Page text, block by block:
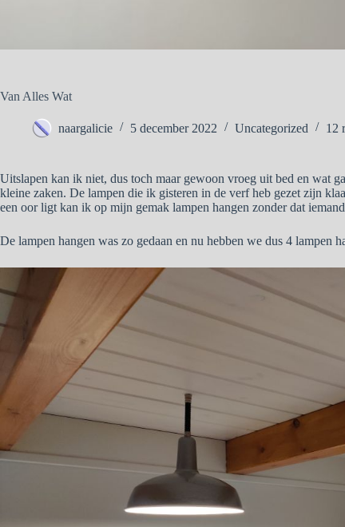
Van Alles Wat
naargalicie 5 december 2022 Uncategorized 12
Uitslapen kan ik niet, dus toch maar gewoon vroeg uit bed en wat
kleine zaken. De lampen die ik gisteren in de verf heb gezet zijn
een oor ligt kan ik op mijn gemak lampen hangen zonder dat
De lampen hangen was zo gedaan en nu hebben we dus 4 lampen